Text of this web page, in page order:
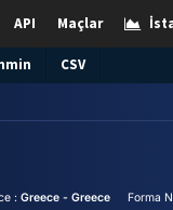
Maçlar
API
CSV
:Greece - Greece Forma